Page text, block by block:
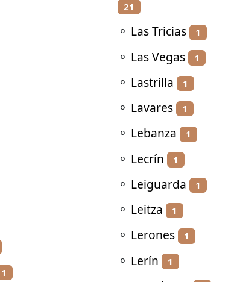
1
21
⚬ Las Tricias 1
⚬ Las Vegas 1
⚬ Lastrilla 1
⚬ Lavares 1
⚬ Lebanza 1
⚬ Lecrín 1
⚬ Leiguarda 1
⚬ Leitza 1
⚬ Lerones 1
⚬ Lerín 1